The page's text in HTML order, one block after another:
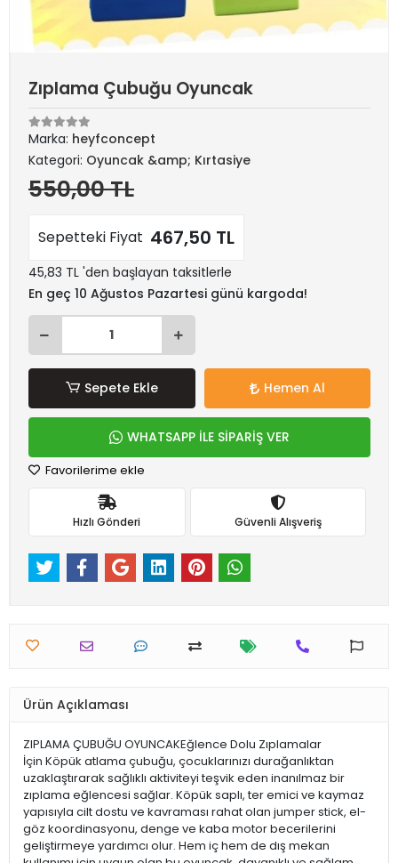
Zıplama Çubuğu Oyuncak
Marka: heyfconcept
Kategori: Oyuncak &amp; Kırtasiye
550,00 TL
Sepetteki Fiyat 467,50 TL
45,83 TL 'den başlayan taksitlerle
En geç 10 Ağustos Pazartesi günü kargoda!
Sepete Ekle Hemen Al
WHATSAPP İLE SİPARİŞ VER
Favorilerime ekle
Hızlı Gönderi Güvenli Alışveriş
Ürün Açıklaması
ZIPLAMA ÇUBUĞU OYUNCAKEğlence Dolu Zıplamalar
İçin Köpük atlama çubuğu, çocuklarınızı durağanlıktan
uzaklaştırarak sağlıklı aktiviteyi teşvik eden inanılmaz bir
zıplama eğlencesi sağlar. Köpük saplı, ter emici ve kaymaz
yapısıyla cilt dostu ve kavraması rahat olan jumper stick, el-
göz koordinasyonu, denge ve kaba motor becerilerini
geliştirmeye yardımcı olur. Hem iç hem de dış mekan